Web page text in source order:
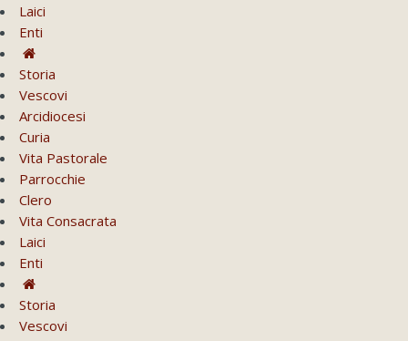
Laici
Enti
Storia
Vescovi
Arcidiocesi
Curia
Vita Pastorale
Parrocchie
Clero
Vita Consacrata
Laici
Enti
Storia
Vescovi